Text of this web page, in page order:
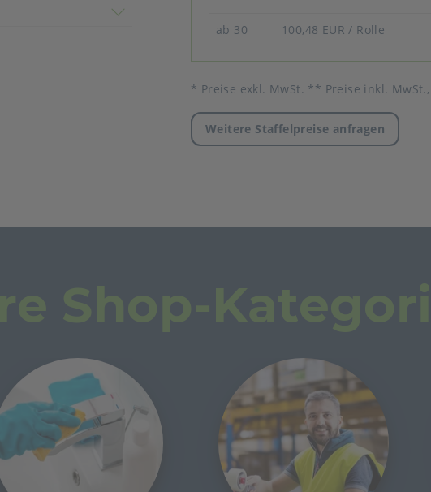
ab 30 100,48 EUR / Rolle
* Preise exkl. MwSt. ** Preise inkl. MwSt.,
Weitere Staffelpreise anfragen